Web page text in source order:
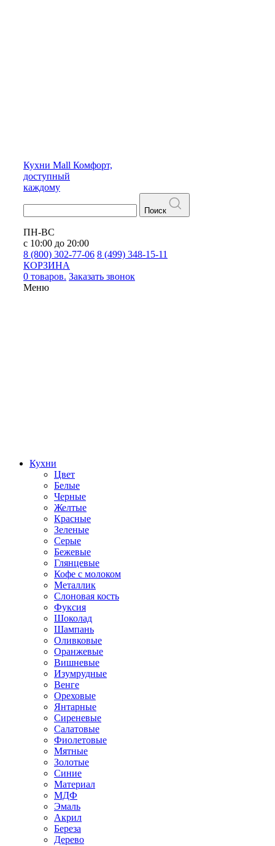
Кухни Mall Комфорт,
доступный
каждому
Поиск
ПН-ВС
с 10:00 до 20:00
8 (800) 302-77-06 8 (499) 348-15-11
КОРЗИНА
0 товаров. Заказать звонок
Меню
Кухни
Цвет
Белые
Черные
Желтые
Красные
Зеленые
Серые
Бежевые
Глянцевые
Кофе с молоком
Металлик
Слоновая кость
Фуксия
Шоколад
Шампань
Оливковые
Оранжевые
Вишневые
Изумрудные
Венге
Ореховые
Янтарные
Сиреневые
Салатовые
Фиолетовые
Мятные
Золотые
Синие
Материал
МДФ
Эмаль
Акрил
Береза
Дерево